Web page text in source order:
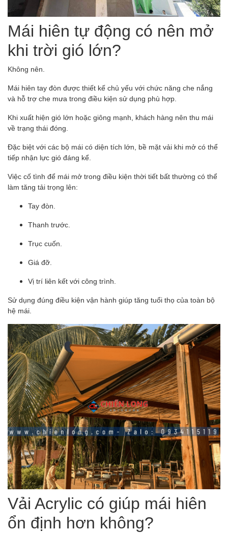
Mái hiên tự động có nên mở
khi trời gió lớn?
Không nên.
Mái hiên tay đòn được thiết kế chủ yếu với chức năng che nắng
và hỗ trợ che mưa trong điều kiện sử dụng phù hợp.
Khi xuất hiện gió lớn hoặc giông mạnh, khách hàng nên thu mái
về trạng thái đóng.
Đặc biệt với các bộ mái có diện tích lớn, bề mặt vải khi mở có thể
tiếp nhận lực gió đáng kể.
Việc cố tình để mái mở trong điều kiện thời tiết bất thường có thể
làm tăng tải trọng lên:
Tay đòn.
Thanh trước.
Trục cuốn.
Giá đỡ.
Vị trí liên kết với công trình.
Sử dụng đúng điều kiện vận hành giúp tăng tuổi thọ của toàn bộ
hệ mái.
Vải Acrylic có giúp mái hiên
ổn định hơn không?